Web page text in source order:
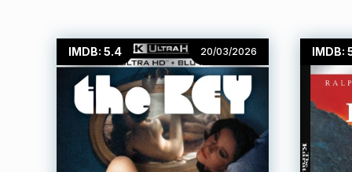
IMDB: 5.4 20/03/2026 IMDB: